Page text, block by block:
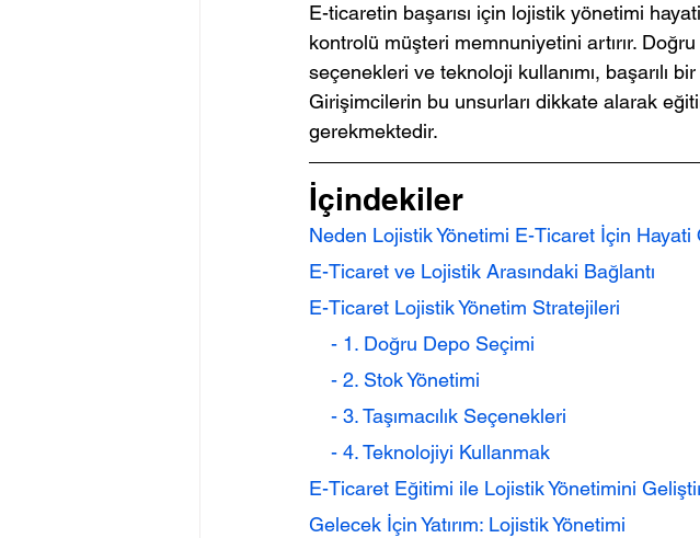
E-ticaretin başarısı için lojistik yönetimi
kontrolü müşteri memnuniyetini artırır.
seçenekleri ve teknoloji kullanımı, başarılı
Girişimcilerin bu unsurları dikkate alarak
gerekmektedir.
İçindekiler
Neden Lojistik Yönetimi E-Ticaret İçin Hayati
E-Ticaret ve Lojistik Arasındaki Bağlantı
E-Ticaret Lojistik Yönetim Stratejileri
    - 1. Doğru Depo Seçimi
    - 2. Stok Yönetimi
    - 3. Taşımacılık Seçenekleri
    - 4. Teknolojiyi Kullanmak
E-Ticaret Eğitimi ile Lojistik Yönetimini
Gelecek İçin Yatırım: Lojistik Yönetimi